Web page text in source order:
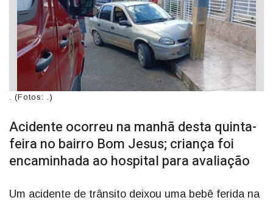
. (Fotos: .)
Acidente ocorreu na manhã desta quinta-
feira no bairro Bom Jesus; criança foi
encaminhada ao hospital para avaliação
Um acidente de trânsito deixou uma bebê ferida na